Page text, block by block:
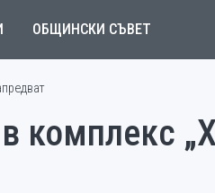
ОБЩИНСКИ СЪВЕТ
комплекс